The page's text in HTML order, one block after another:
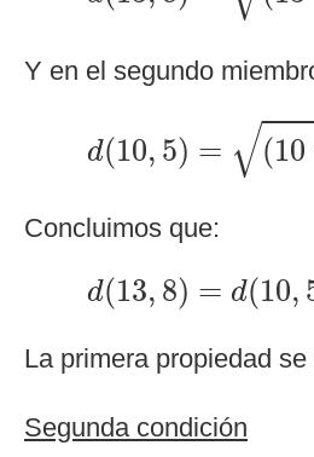
Y en el segundo
d(10, 5) = √(10
=(
Concluimos que:
d(13, 8) = d(10,
d (13,8 d(10
La primera propiedad se
Segunda condición